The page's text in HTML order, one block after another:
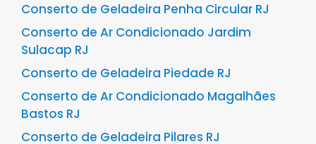
Conserto de Geladeira Penha Circular RJ
Conserto de Ar Condicionado Jardim
Sulacap RJ
Conserto de Geladeira Piedade RJ
Conserto de Ar Condicionado Magalhães
Bastos RJ
Conserto de Geladeira Pilares RJ